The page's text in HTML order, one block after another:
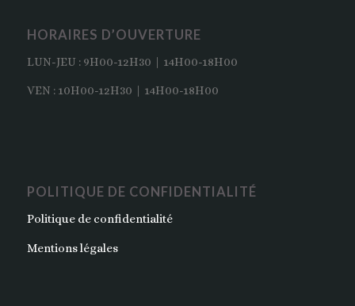
HORAIRES D’OUVERTURE
LUN-JEU : 9H00-12H30 | 14H00-18H00
VEN : 10H00-12H30 | 14H00-18H00
POLITIQUE DE CONFIDENTIALITÉ
Politique de confidentialité
Mentions légales